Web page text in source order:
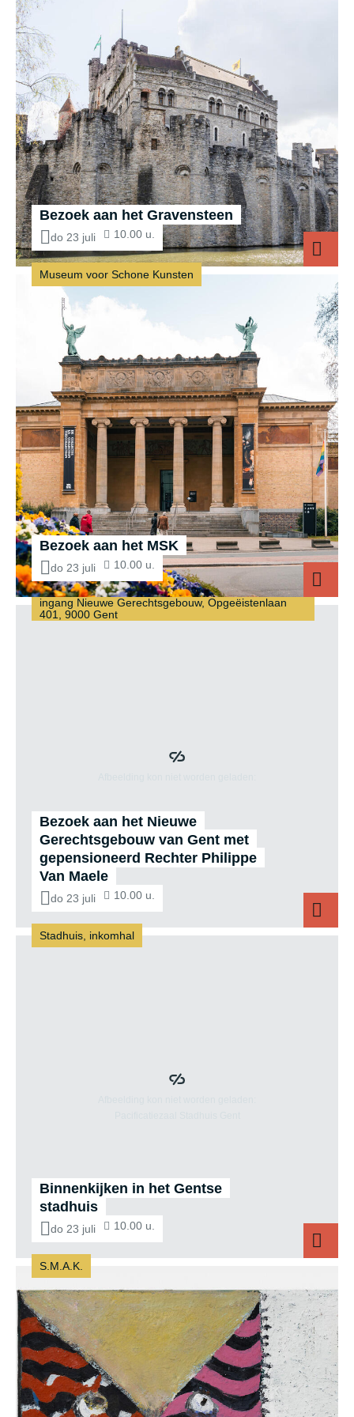
Bezoek aan het Gravensteen
do 23 juli 10.00 u.
Bezoek aan het MSK
do 23 juli 10.00 u.
Museum voor Schone Kunsten
Bezoek
Bezoek aan het Nieuwe
Gerechtsgebouw van Gent met
gepensioneerd Rechter Philippe
Van Maele
do 23 juli 10.00 u.
ingang Nieuwe Gerechtsgebouw, Opgeëistenlaan
401, 9000 Gent
Binnenkijken in het Gentse
stadhuis
do 23 juli 10.00 u.
Stadhuis, inkomhal
S.M.A.K.